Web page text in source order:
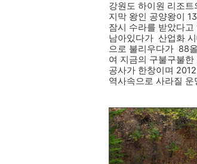
강원도 하이원 리조
지막 왕인 공양왕이
잠시 수라를 받았다
남아있다가 산업화
으로 불리우다가 88
여 지금의 구불구불
공사가 한창이며
역사속으로 사라질 운